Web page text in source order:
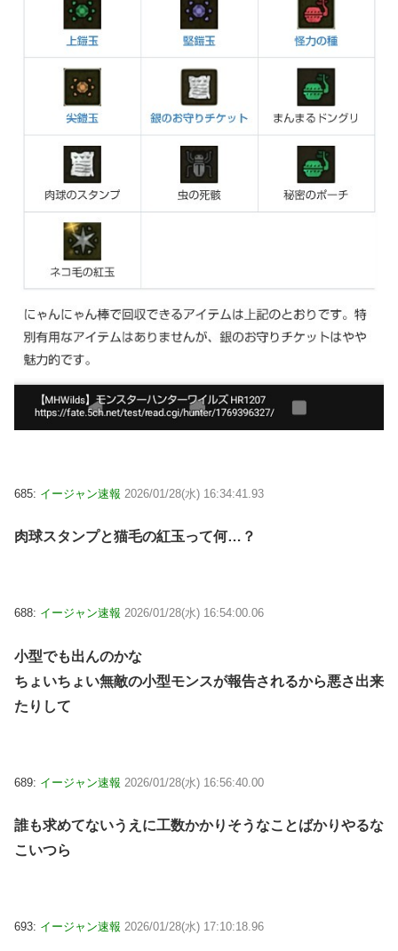
685: イージャン速報 2026/01/28(水) 16:34:41.93
肉球スタンプと猫毛の紅玉って何…？
688: イージャン速報 2026/01/28(水) 16:54:00.06
小型でも出んのかな
ちょいちょい無敵の小型モンスが報告されるから悪さ出来
たりして
689: イージャン速報 2026/01/28(水) 16:56:40.00
誰も求めてないうえに工数かかりそうなことばかりやるな
こいつら
693: イージャン速報 2026/01/28(水) 17:10:18.96